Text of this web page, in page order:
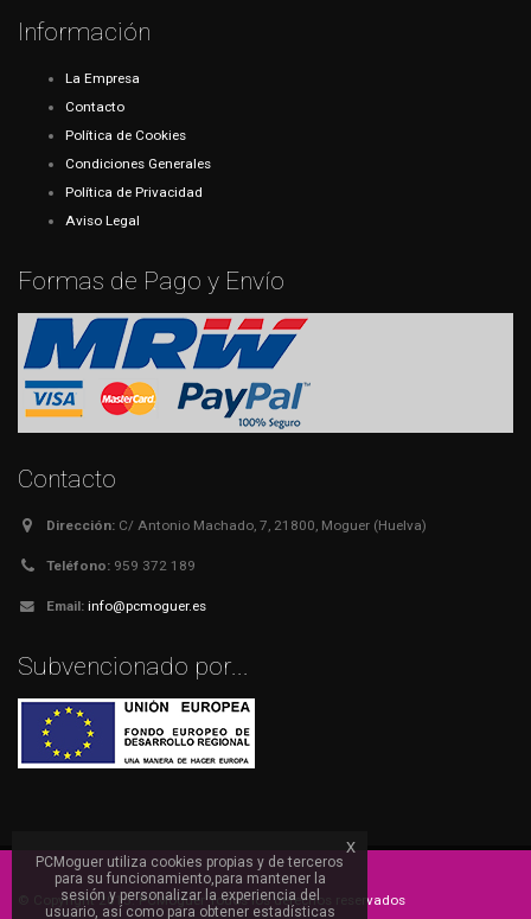
Información
La Empresa
Contacto
Política de Cookies
Condiciones Generales
Política de Privacidad
Aviso Legal
Formas de Pago y Envío
Contacto
Dirección: C/ Antonio Machado, 7, 21800, Moguer (Huelva)
Teléfono: 959 372 189
Email: info@pcmoguer.es
Subvencionado por...
© Copyright 2015. PCMoguer Todos los derechos reservados
PCMoguer utiliza cookies propias y de terceros
para su funcionamiento,para mantener la
sesión y personalizar la experiencia del
usuario, así como para obtener estadísticas
x